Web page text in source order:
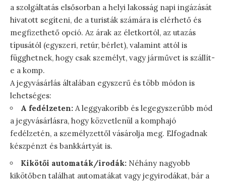
a szolgáltatás elsősorban a helyi lakosság napi ingázását
hivatott segíteni, de a turisták számára is elérhető és
megfizethető opció. Az árak az életkortól, az utazás
típusától (egyszeri, retúr, bérlet), valamint attól is
függhetnek, hogy csak személyt, vagy járművet is szállít-
e a komp.
A jegyvásárlás általában egyszerű és több módon is
lehetséges:
A fedélzeten: A leggyakoribb és legegyszerűbb mód
a jegyvásárlásra, hogy közvetlenül a komphajó
fedélzetén, a személyzettől vásárolja meg. Elfogadnak
készpénzt és bankkártyát is.
Kikötői automaták/irodák: Néhány nagyobb
kikötőben találhat automatákat vagy jegyirodákat, bár a